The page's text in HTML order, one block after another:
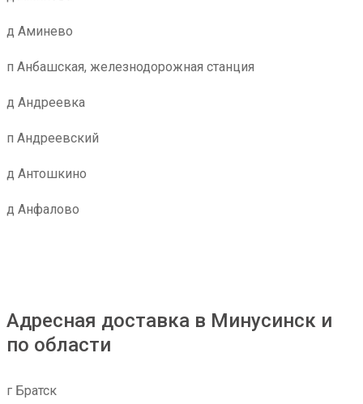
д Аминево
п Анбашская, железнодорожная станция
д Андреевка
п Андреевский
д Антошкино
д Анфалово
Адресная доставка в Минусинск и
по области
г Братск